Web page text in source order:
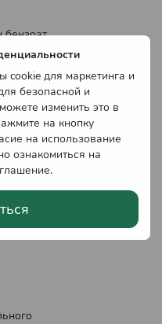
cookie для маркетинга и
безопасной и
изменить это в
на кнопку
на использование
ознакомиться на
.
бензоат
Моли, Плодожорки,
Блошки,
жук, Цикадка,